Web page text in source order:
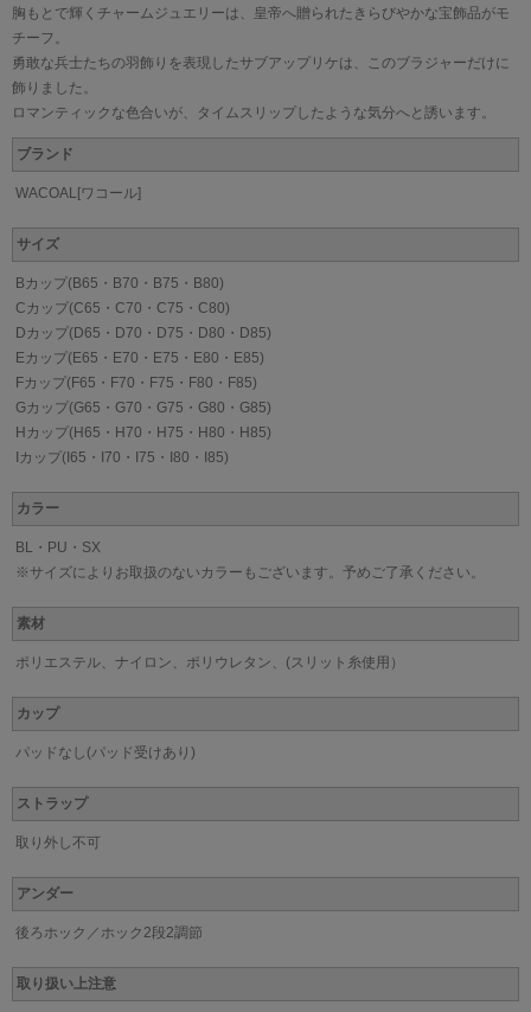
胸もとで輝くチャームジュエリーは、皇帝へ贈られたきらびやかな宝飾品がモ
チーフ。
勇敢な兵士たちの羽飾りを表現したサブアップリケは、このブラジャーだけに
飾りました。
ロマンティックな色合いが、タイムスリップしたような気分へと誘います。
ブランド
WACOAL[ワコール]
サイズ
Bカップ(B65・B70・B75・B80)
Cカップ(C65・C70・C75・C80)
Dカップ(D65・D70・D75・D80・D85)
Eカップ(E65・E70・E75・E80・E85)
Fカップ(F65・F70・F75・F80・F85)
Gカップ(G65・G70・G75・G80・G85)
Hカップ(H65・H70・H75・H80・H85)
Iカップ(I65・I70・I75・I80・I85)
カラー
BL・PU・SX
※サイズによりお取扱のないカラーもございます。予めご了承ください。
素材
ポリエステル、ナイロン、ポリウレタン、(スリット糸使用）
カップ
パッドなし(パッド受けあり)
ストラップ
取り外し不可
アンダー
後ろホック／ホック2段2調節
取り扱い上注意